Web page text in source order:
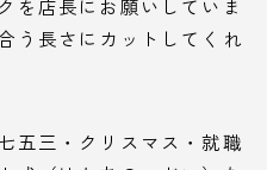
を店長にお願いしていま
う長さにカットしてくれ
五三・クリスマス・就職